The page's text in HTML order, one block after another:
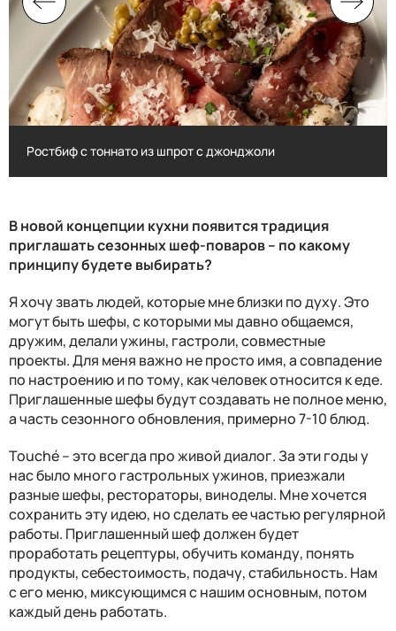
Ростбиф с тоннато из шпрот с джонджоли
В новой концепции кухни появится традиция
приглашать сезонных шеф-поваров – по какому
принципу будете выбирать?
Я хочу звать людей, которые мне близки по духу. Это
могут быть шефы, с которыми мы давно общаемся,
дружим, делали ужины, гастроли, совместные
проекты. Для меня важно не просто имя, а совпадение
по настроению и по тому, как человек относится к еде.
Приглашенные шефы будут создавать не полное меню,
а часть сезонного обновления, примерно 7-10 блюд.
Touché – это всегда про живой диалог. За эти годы у
нас было много гастрольных ужинов, приезжали
разные шефы, рестораторы, виноделы. Мне хочется
сохранить эту идею, но сделать ее частью регулярной
работы. Приглашенный шеф должен будет
проработать рецептуры, обучить команду, понять
продукты, себестоимость, подачу, стабильность. Нам
с его меню, миксующимся с нашим основным, потом
каждый день работать.